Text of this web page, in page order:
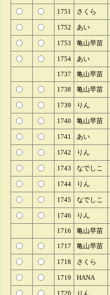
1751 さくら
1752 あい
1753 亀山早苗
1754 あい
1737
亀山早苗
1738
亀山早苗
1739 りん
1740 亀山早苗
1741 あい
1742 りん
1743 なでしこ
1744 りん
1745 なでしこ
1746 りん
1716
亀山早苗
1717
亀山早苗
1718 さくら
1719 HANA
1720 りん